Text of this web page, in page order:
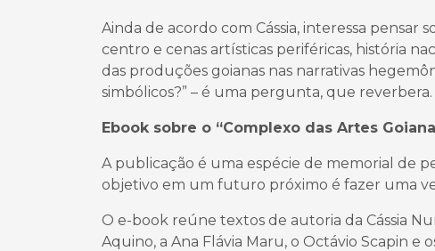
Ainda de acordo com Cássia, interessa pensar
centro e cenas artísticas periféricas, história
das produções goianas nas narrativas
simbólicos?” – é uma pergunta, que reverbera.
Ebook sobre o “Complexo das Artes
A publicação é uma espécie de memorial de
objetivo em um futuro próximo é fazer uma
O e-book reúne textos de autoria da Cássia
Aquino, a Ana Flávia Maru, o Octávio Scapin e